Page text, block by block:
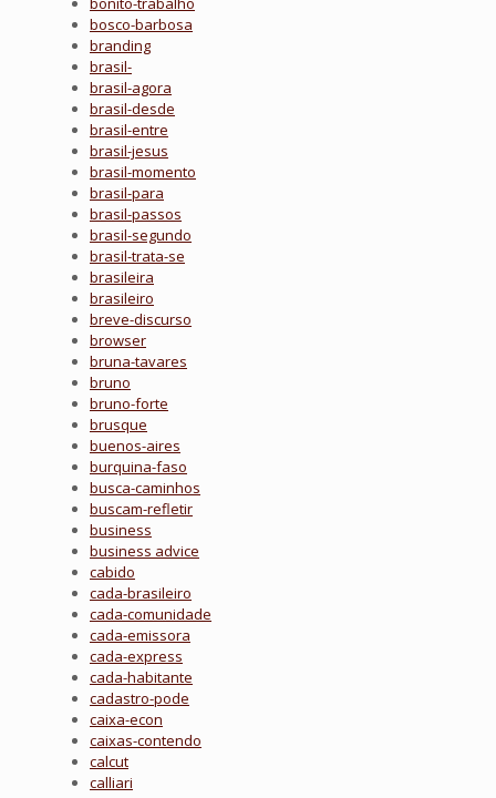
bosco-barbosa
branding
brasil-
brasil-agora
brasil-desde
brasil-entre
brasil-jesus
brasil-momento
brasil-para
brasil-passos
brasil-segundo
brasil-trata-se
brasileira
brasileiro
breve-discurso
browser
bruna-tavares
bruno
bruno-forte
brusque
buenos-aires
burquina-faso
busca-caminhos
buscam-refletir
business
business advice
cabido
cada-brasileiro
cada-comunidade
cada-emissora
cada-express
cada-habitante
cadastro-pode
caixa-econ
caixas-contendo
calcut
calliari